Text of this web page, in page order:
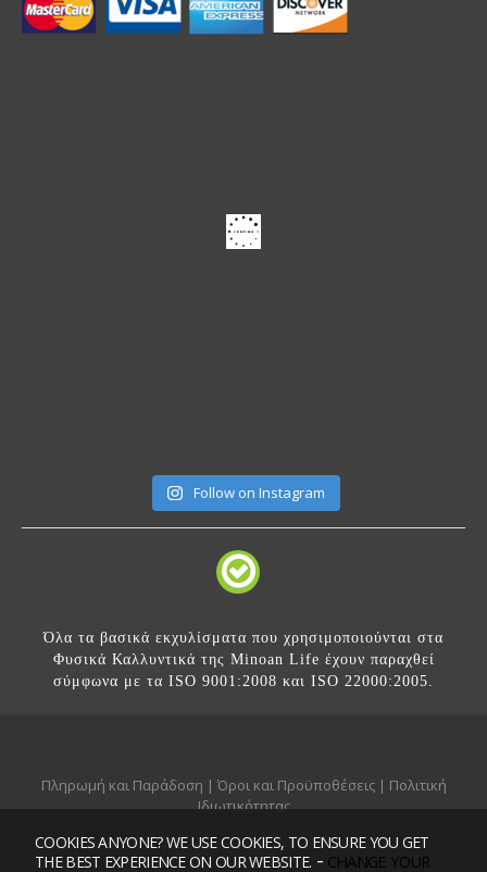
COOKIES ANYONE? WE USE COOKIES, TO ENSURE YOU GET
THE BEST EXPERIENCE ON OUR WEBSITE. - CHANGE YOUR
Follow on Instagram
Όλα τα βασικά εκχυλίσματα που χρησιμοποιούνται στα
Φυσικά Καλλυντικά της Minoan Life έχουν παραχθεί
σύμφωνα με τα ISO 9001:2008 και ISO 22000:2005.
Πληρωμή και Παράδοση |Όροι και Προϋποθέσεις| Πολιτική
Ιδιωτικότητας
Mobile version:Enabled